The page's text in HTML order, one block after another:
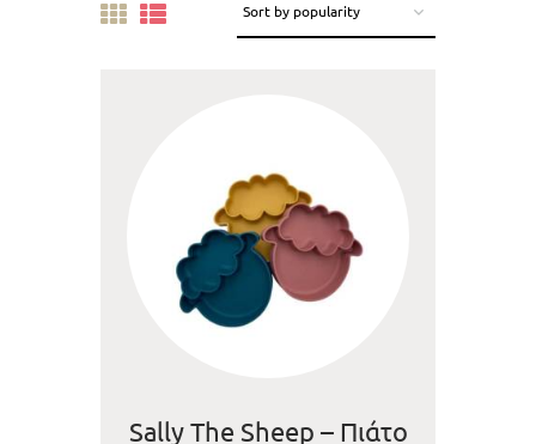
Sally The Sheep – Πιάτο